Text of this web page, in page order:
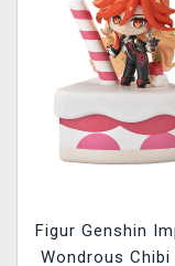
Figur Genshin
Wondrous Chibi